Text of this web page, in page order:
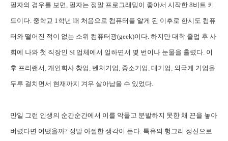
필자의 경우를 보면, 필자는 정말 프로그래밍이 좋아서 시작한 8비트 키
드이다. 중학교 1학년 때 처음으로 컴퓨터를 알게 된 이후로 한시도 컴퓨
터와 떨어진 적이 없는 소위 컴퓨터광(geek)이다. 하지만 대학 졸업 후 사
회에 나와 첫 직장인 SI 업체에서 일하면서 몇 번이나 눈물을 흘렸다. 이
후 프리랜서, 개인회사 창업, 벤처기업, 중소기업, 대기업, 외국계 기업을
두루 걸치면서 현재까지 겨우 살아남을 수 있었다.
만일 그런 인생의 순간순간에서 이를 악물고 분발하지 못한 채 끈을 놓아
버렸다면 어땠을까? 정말 아찔한 생각이 든다. 특유의 헝그리 정신으로